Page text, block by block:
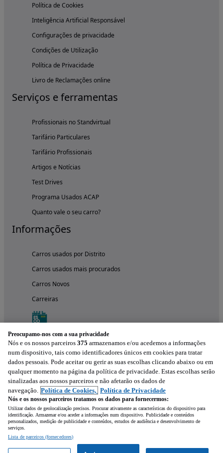
Política de Cookies
Inteligência Artificial Responsável
Configurações de privacidade
Condições de Utilização
Política de Privacidade
Livro de Reclamações online
Serviços e ferramentas
Profissionais no Standvirtual
Tarifário Particulares
Tarifário Profissionais
Artigos e Notícias
Test Drives
Programa Usados ACAP
Quanto vale o seu carro?
Informações
Carros usados por Distrito
Carros usados mais procurados
Carros Novos
Carreiras
Experimenta a aplicação
Preocupamo-nos com a sua privacidade
Nós e os nossos parceiros 375 armazenamos e/ou acedemos a informações
num dispositivo, tais como identificadores únicos em cookies para tratar
dados pessoais. Pode aceitar ou gerir as suas escolhas clicando abaixo ou em
qualquer momento na página da política de privacidade. Estas escolhas serão
sinalizadas aos nossos parceiros e não afetarão os dados de
navegação. Política de Cookies, Política de Privacidade
Nós e os nossos parceiros tratamos os dados para fornecermos:
Utilizar dados de geolocalização precisos. Procurar ativamente as características do dispositivo para
identificação. Armazenar e/ou aceder a informações num dispositivo. Publicidade e conteúdos
personalizados, medição de publicidade e conteúdos, estudos de audiência e desenvolvimento de
serviços.
Lista de parceiros (fornecedores)